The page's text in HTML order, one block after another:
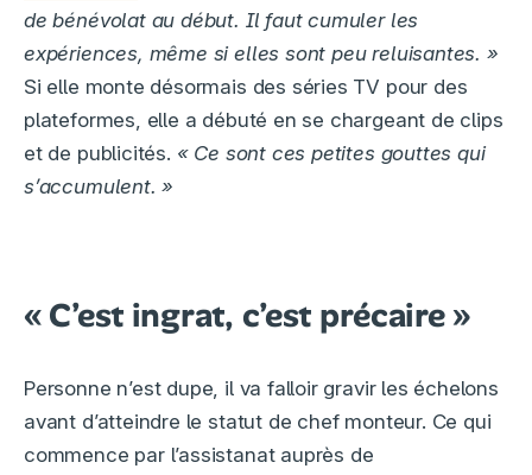
de bénévolat au début. Il faut cumuler les
expériences, même si elles sont peu reluisantes. »
Si elle monte désormais des séries TV pour des
plateformes, elle a débuté en se chargeant de clips
et de publicités. « Ce sont ces petites gouttes qui
s’accumulent. »
« C’est ingrat, c’est précaire »
Personne n’est dupe, il va falloir gravir les échelons
avant d’atteindre le statut de chef monteur. Ce qui
commence par l’assistanat auprès de